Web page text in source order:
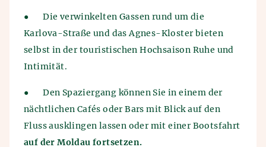
●
Die verwinkelten Gassen rund um die
Karlova-Straße und das Agnes-Kloster bieten
selbst in der touristischen Hochsaison Ruhe und
Intimität.
●
Den Spaziergang können Sie in einem der
nächtlichen Cafés oder Bars mit Blick auf den
Fluss ausklingen lassen oder mit einer Bootsfahrt
auf der Moldau fortsetzen.